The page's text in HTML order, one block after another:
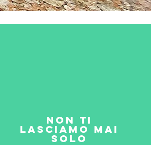
non ti
lasciamo mai
solo